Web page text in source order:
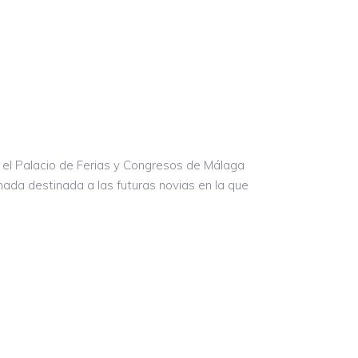
Palacio de Ferias y Congresos de Málaga
destinada a las futuras novias en la que